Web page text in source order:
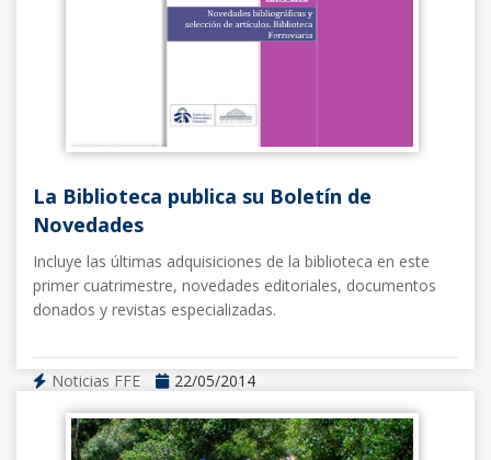
La Biblioteca publica su Boletín de
Novedades
Incluye las últimas adquisiciones de la biblioteca en este
primer cuatrimestre, novedades editoriales, documentos
donados y revistas especializadas.
Noticias FFE 22/05/2014